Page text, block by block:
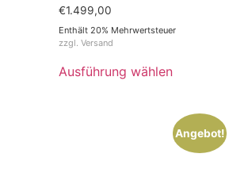
€1.499,00
Enthält 20% Mehrwertsteuer
zzgl. Versand
Ausführung wählen
Angebot!